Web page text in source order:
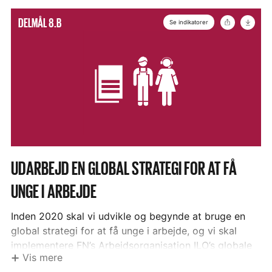
Danske Indikatorer
N/A Der er ikke identificeret relevante danske
gældende indikatorer for dette delmål, som
opfylde der metodiske principper, og som ikke
alene måler på ressourceinput. Der henvises til
målepunkterne 17.3.i, 17.3.ii og 17.11.i.
DELMÅL 8.B Se indikatorer Del
Hent
ikon
DELMÅL
8.B
–
UDARBEJD EN GLOBAL STRATEGI FOR AT FÅ
UNGE I ARBEJDE
Inden 2020 skal vi udvikle og begynde at bruge en
global strategi for at få unge i arbejde, og vi skal
implementere FN’s Arbejdsorganisation ILO’s globale
jobpagt (Global Jobs Pact).
Vis mere
Vis
mere